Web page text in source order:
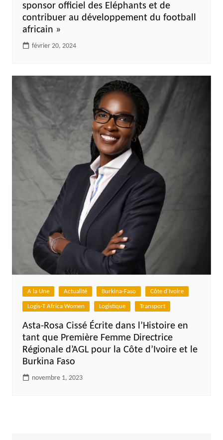
sponsor officiel des Eléphants et de
contribuer au développement du football
africain »
février 20, 2024
A la Une Actualité Burkina-Faso Côte d'Ivoire
Logis-T Africa Women Logistique Transport
Asta-Rosa Cissé Écrite dans l’Histoire en
tant que Première Femme Directrice
Régionale d’AGL pour la Côte d’Ivoire et le
Burkina Faso
novembre 1, 2023